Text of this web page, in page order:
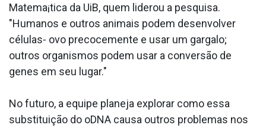
Matema¡tica da UiB, quem liderou a pesquisa.
"Humanos e outros animais podem desenvolver
células- ovo precocemente e usar um gargalo;
outros organismos podem usar a conversão de
genes em seu lugar."
No futuro, a equipe planeja explorar como essa
substituição do oDNA causa outros problemas nos